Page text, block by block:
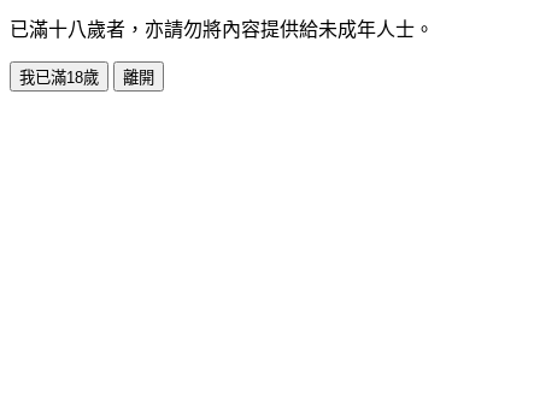
已滿十八歲者，亦請勿將內容提供給未成年人士。
我已滿18歲 離開